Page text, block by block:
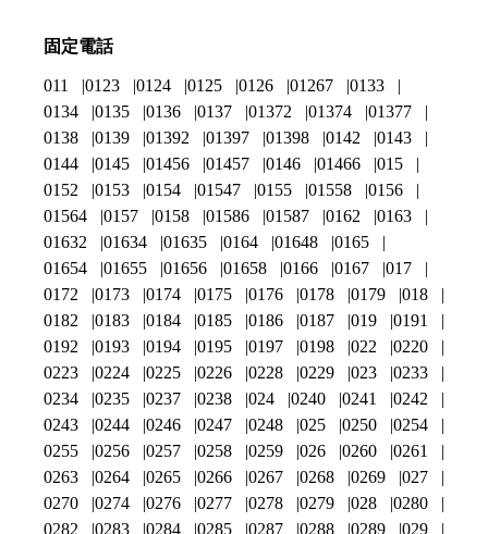
固定電話
011 0123 0124 0125 0126 01267
0133
0134
0135 0136 0137 01372 01374
01377
0138
0139 01392 01397 01398 0142
0143
0144
0145 01456 01457 0146 01466
015
0152
0153 0154 01547 0155 01558
0156
01564
0157 0158 01586 01587 0162
0163
01632
01634 01635 0164 01648
0165
01654
01655 01656 01658 0166 0167
017
0172
0173 0174 0175 0176 0178 0179
018
0182
0183 0184 0185 0186 0187 019
0191
0192
0193 0194 0195 0197 0198 022
0220
0223
0224 0225 0226 0228 0229 023
0233
0234
0235 0237 0238 024 0240 0241
0242
0243
0244 0246 0247 0248 025 0250
0254
0255
0256 0257 0258 0259 026 0260
0261
0263
0264 0265 0266 0267 0268 0269
027
0270
0274 0276 0277 0278 0279 028
0280
0282
0283 0284 0285 0287 0288 0289 029